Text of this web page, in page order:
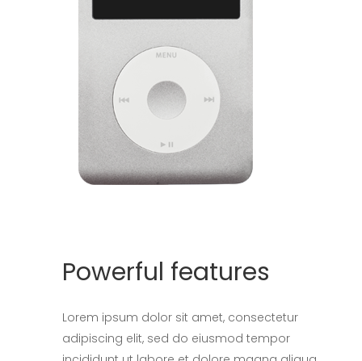
Powerful features
Lorem ipsum dolor sit amet, consectetur
adipiscing elit, sed do eiusmod tempor